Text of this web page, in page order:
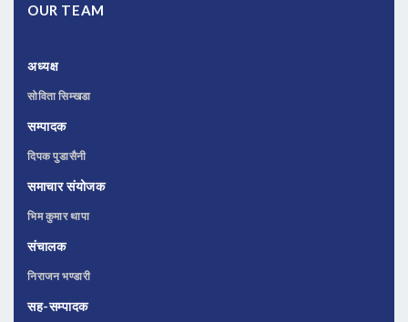
OUR TEAM
अध्यक्ष
सोविता सिम्खडा
सम्पादक
दिपक पुडासैनी
समाचार संयोजक
भिम कुमार थापा
संचालक
निराजन भण्डारी
सह-सम्पादक